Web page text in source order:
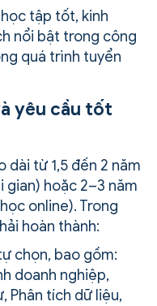
tập tốt, kinh
nổi bật trong công
quá trình tuyển
yêu cầu tốt
từ 1,5 đến 2 năm
hoặc 2–3 năm
online). Trong
hoàn thành:
chọn, bao gồm:
doanh nghiệp,
Phân tích dữ liệu,